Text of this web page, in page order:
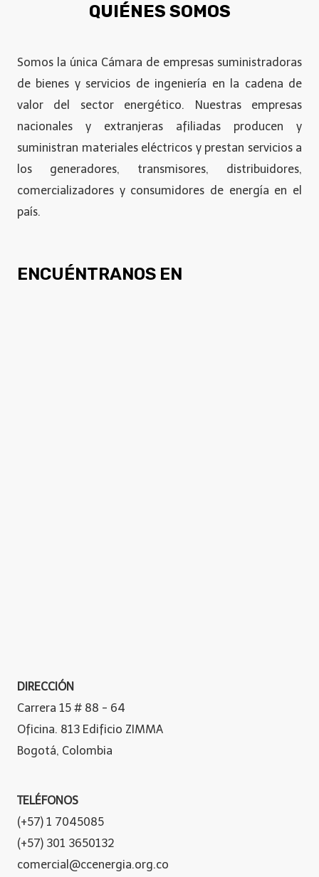
QUIÉNES SOMOS
Somos la única Cámara de empresas suministradoras
de bienes y servicios de ingeniería en la cadena de
valor del sector energético. Nuestras empresas
nacionales y extranjeras afiliadas producen y
suministran materiales eléctricos y prestan servicios a
los generadores, transmisores, distribuidores,
comercializadores y consumidores de energía en el
país.
ENCUÉNTRANOS EN
DIRECCIÓN
Carrera 15 # 88 - 64
Oficina. 813 Edificio ZIMMA
Bogotá, Colombia
TELÉFONOS
(+57) 1 7045085
(+57) 301 3650132
comercial@ccenergia.org.co